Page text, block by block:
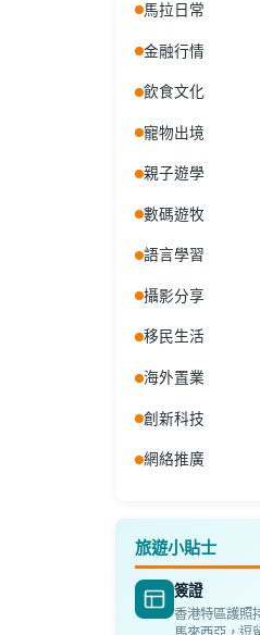
馬拉日常
金融行情
飲食文化
寵物出境
親子遊學
數碼遊牧
語言學習
攝影分享
移民生活
海外置業
創新科技
網絡推廣
旅遊小貼士
簽證
香港特區護照